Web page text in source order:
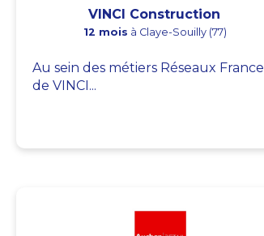
VINCI Construction
12 mois à Claye-Souilly (77)
Au sein des métiers Réseaux France
de VINCI...